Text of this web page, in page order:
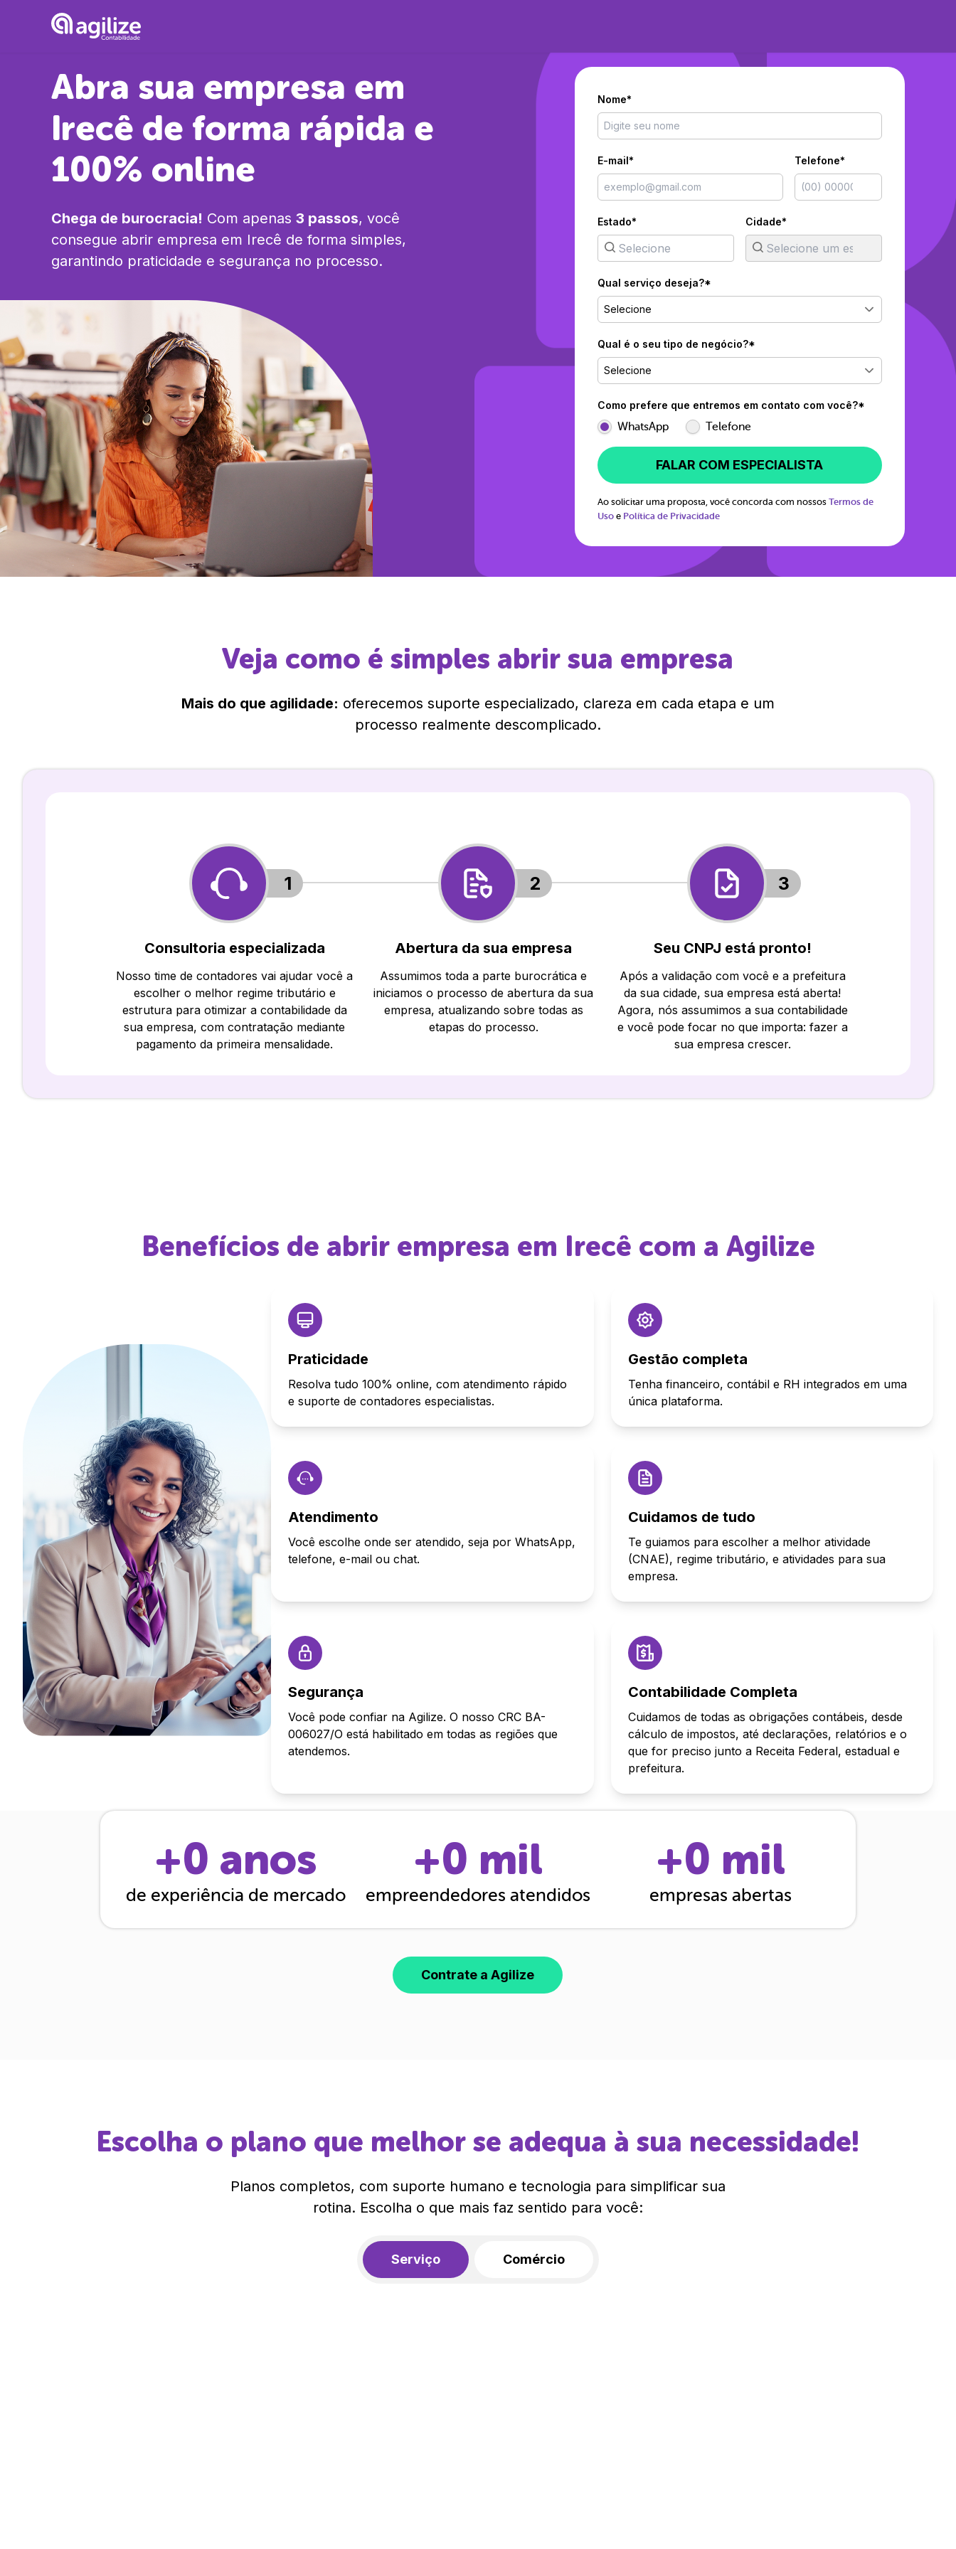
Abra sua empresa em
Irecê de forma rápida e
100% online
Chega de burocracia! Com apenas 3 passos, você
consegue abrir empresa em Irecê de forma simples,
garantindo praticidade e segurança no processo.
Nome*
E-mail* Telefone*
Estado* Cidade*
Qual serviço deseja?*
Selecione
Qual é o seu tipo de negócio?*
Selecione
Como prefere que entremos em contato com você?*
WhatsApp Telefone
FALAR COM ESPECIALISTA
Ao solicitar uma proposta, você concorda com nossos Termos de
Uso e Política de Privacidade
Veja como é simples abrir sua empresa
Mais do que agilidade: oferecemos suporte especializado, clareza em cada etapa e um
processo realmente descomplicado.
1
Consultoria especializada
Nosso time de contadores vai ajudar você a
escolher o melhor regime tributário e
estrutura para otimizar a contabilidade da
sua empresa, com contratação mediante
pagamento da primeira mensalidade.
2
Abertura da sua empresa
Assumimos toda a parte burocrática e
iniciamos o processo de abertura da sua
empresa, atualizando sobre todas as
etapas do processo.
3
Seu CNPJ está pronto!
Após a validação com você e a prefeitura
da sua cidade, sua empresa está aberta!
Agora, nós assumimos a sua contabilidade
e você pode focar no que importa: fazer a
sua empresa crescer.
Benefícios de abrir empresa em Irecê com a Agilize
Praticidade
Resolva tudo 100% online, com atendimento rápido
e suporte de contadores especialistas.
Gestão completa
Tenha financeiro, contábil e RH integrados em uma
única plataforma.
Atendimento
Você escolhe onde ser atendido, seja por WhatsApp,
telefone, e-mail ou chat.
Cuidamos de tudo
Te guiamos para escolher a melhor atividade
(CNAE), regime tributário, e atividades para sua
empresa.
Segurança
Você pode confiar na Agilize. O nosso CRC BA-
006027/O está habilitado em todas as regiões que
atendemos.
Contabilidade Completa
Cuidamos de todas as obrigações contábeis, desde
cálculo de impostos, até declarações, relatórios e o
que for preciso junto a Receita Federal, estadual e
prefeitura.
+0 anos
de experiência de mercado
+0 mil
empreendedores atendidos
+0 mil
empresas abertas
Contrate a Agilize
Escolha o plano que melhor se adequa à sua necessidade!
Planos completos, com suporte humano e tecnologia para simplificar sua
rotina. Escolha o que mais faz sentido para você:
Serviço Comércio